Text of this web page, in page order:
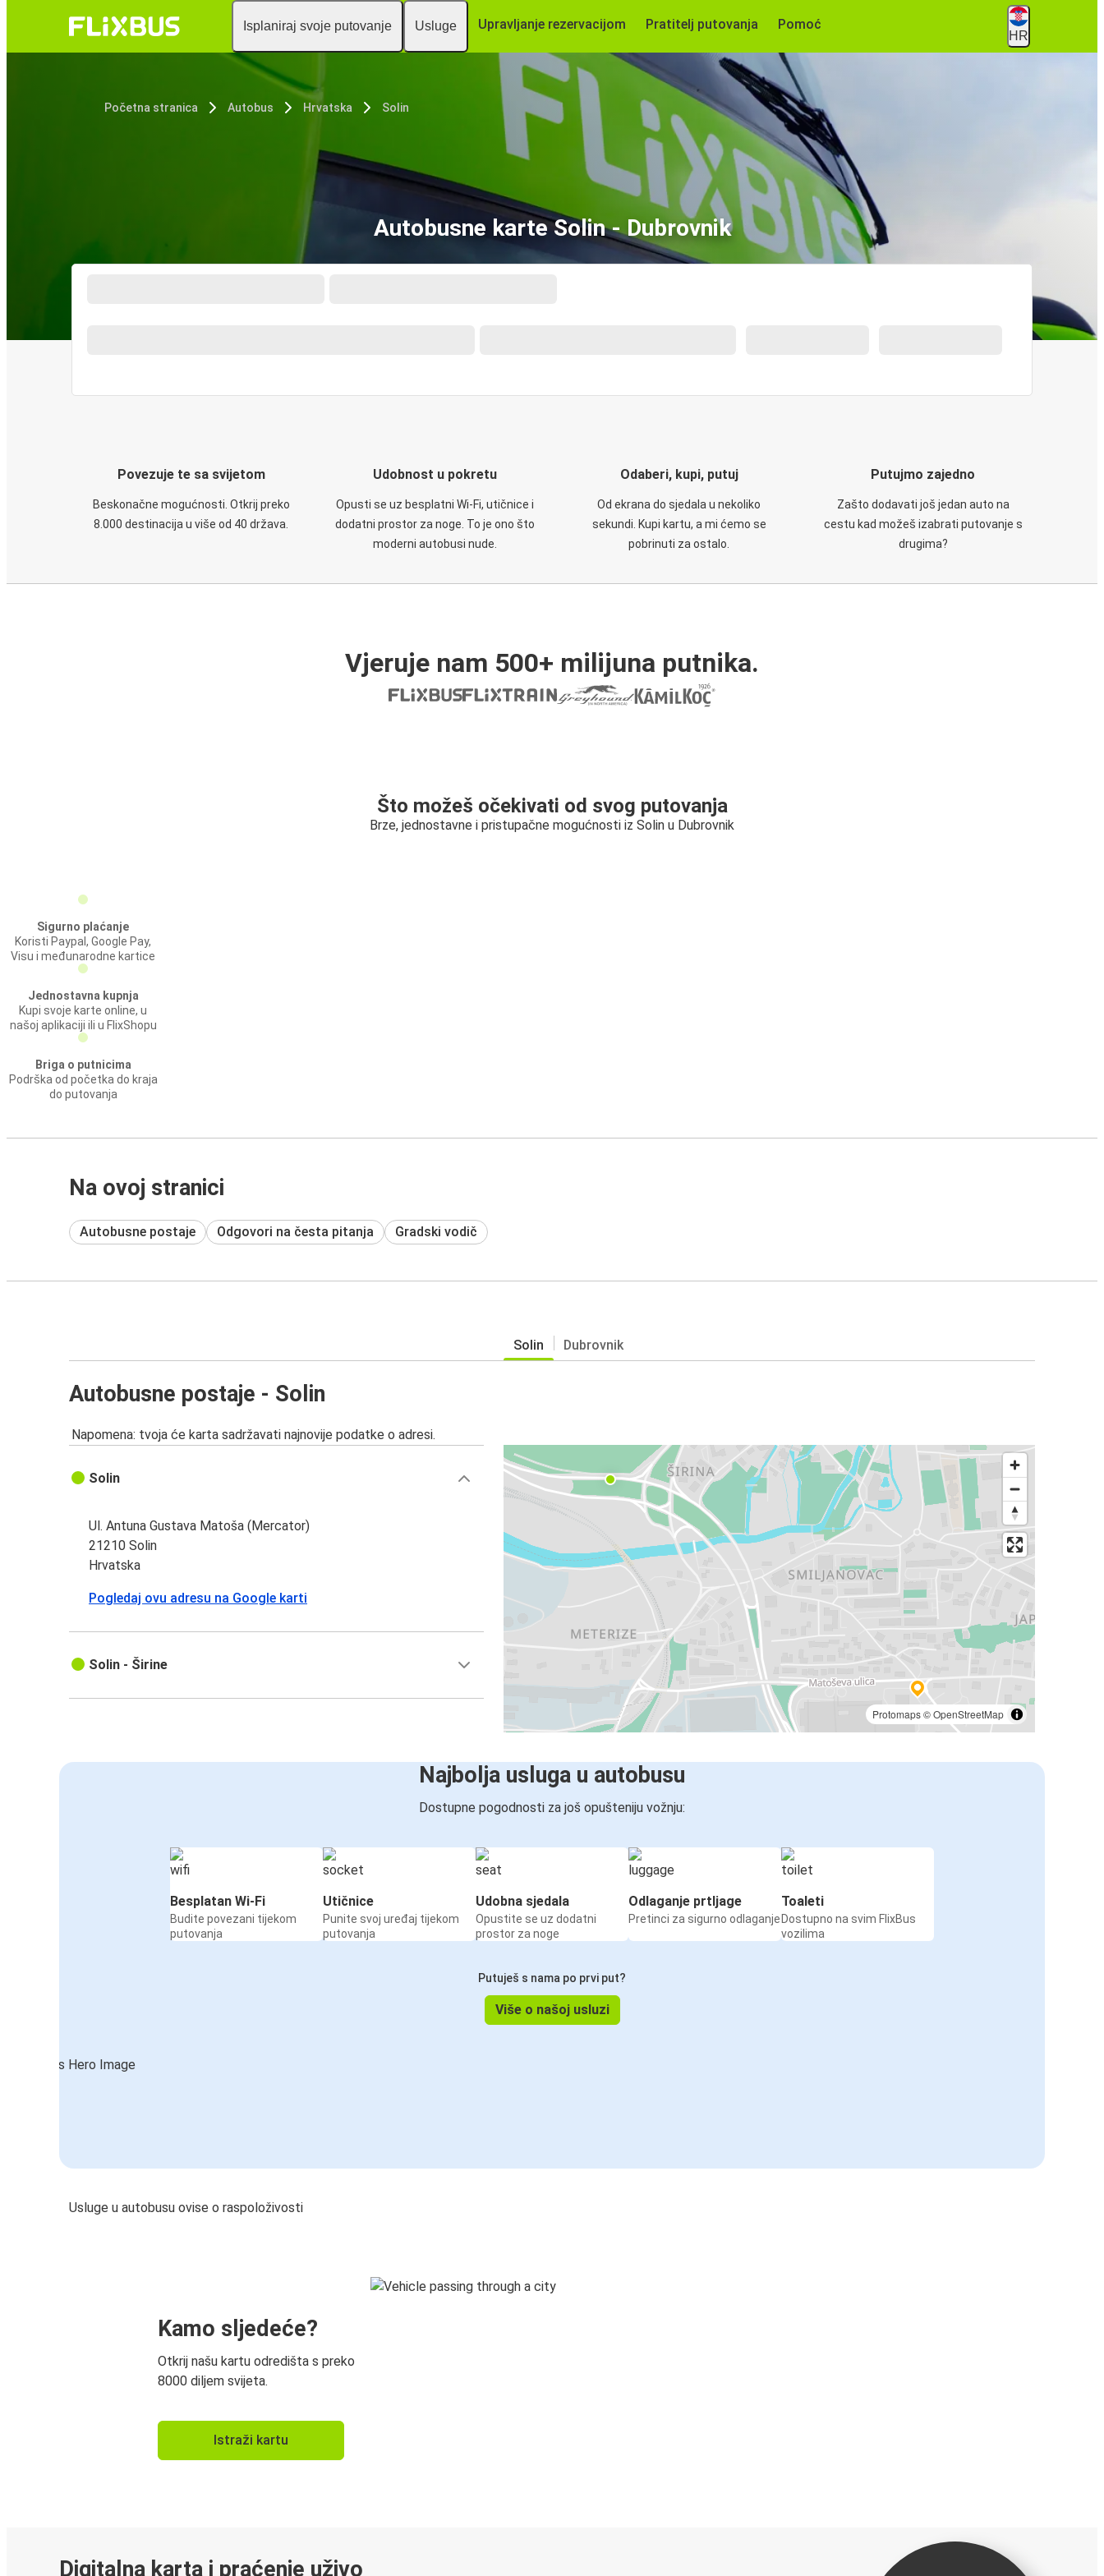
Isplaniraj svoje putovanje Usluge Upravljanje rezervacijom Pratitelj putovanja Pomoć
HR
Početna stranica Autobus Hrvatska Solin
Autobusne karte Solin - Dubrovnik
Povezuje te sa svijetom
Beskonačne mogućnosti. Otkrij preko
8.000 destinacija u više od 40 država.
Udobnost u pokretu
Opusti se uz besplatni Wi-Fi, utičnice i
dodatni prostor za noge. To je ono što
moderni autobusi nude.
Odaberi, kupi, putuj
Od ekrana do sjedala u nekoliko
sekundi. Kupi kartu, a mi ćemo se
pobrinuti za ostalo.
Putujmo zajedno
Zašto dodavati još jedan auto na
cestu kad možeš izabrati putovanje s
drugima?
Vjeruje nam 500+ milijuna putnika.
Što možeš očekivati od svog putovanja
Brze, jednostavne i pristupačne mogućnosti iz Solin u Dubrovnik
Sigurno plaćanje
Koristi Paypal, Google Pay,
Visu i međunarodne kartice
Jednostavna kupnja
Kupi svoje karte online, u
našoj aplikaciji ili u FlixShopu
Briga o putnicima
Podrška od početka do kraja
do putovanja
Na ovoj stranici
Autobusne postaje Odgovori na česta pitanja Gradski vodič
Solin Dubrovnik
Autobusne postaje - Solin
Napomena: tvoja će karta sadržavati najnovije podatke o adresi.
Protomaps©OpenStreetMap
Solin
Ul. Antuna Gustava Matoša (Mercator)
21210 Solin
Hrvatska
Pogledaj ovu adresu na Google karti
Solin - Širine
Najbolja usluga u autobusu
Dostupne pogodnosti za još opušteniju vožnju:
Besplatan Wi-Fi
Budite povezani tijekom
putovanja
Utičnice
Punite svoj uređaj tijekom
putovanja
Udobna sjedala
Opustite se uz dodatni
prostor za noge
Odlaganje prtljage
Pretinci za sigurno odlaganje
Toaleti
Dostupno na svim FlixBus
vozilima
Putuješ s nama po prvi put?
Više o našoj usluzi
Usluge u autobusu ovise o raspoloživosti
Kamo sljedeće?
Otkrij našu kartu odredišta s preko
8000 diljem svijeta.
Istraži kartu
Digitalna karta i praćenje uživo